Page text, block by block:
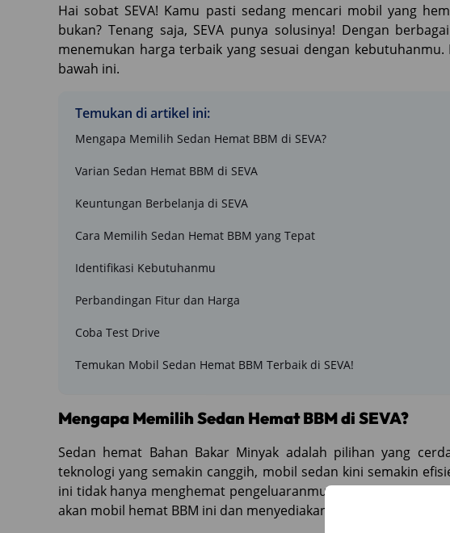
Hai sobat SEVA! Kamu pasti sedang mencari mobil yang
bukan? Tenang saja, SEVA punya solusinya! Dengan
menemukan harga terbaik yang sesuai dengan
bawah ini.
Temukan di artikel ini:
Mengapa Memilih Sedan Hemat BBM di SEVA?
Varian Sedan Hemat BBM di SEVA
Keuntungan Berbelanja di SEVA
Cara Memilih Sedan Hemat BBM yang Tepat
Identifikasi Kebutuhanmu
Perbandingan Fitur dan Harga
Coba Test Drive
Temukan Mobil Sedan Hemat BBM Terbaik di SEVA!
Mengapa Memilih Sedan Hemat BBM di SEVA?
Sedan hemat Bahan Bakar Minyak adalah pilihan yang
teknologi yang semakin canggih, mobil sedan kini semakin
ini tidak hanya menghemat pengeluaranmu, tetapi juga ramah
akan mobil hemat BBM ini dan menyediakan beragam pilihan